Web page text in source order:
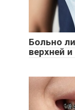
Больно
верхней